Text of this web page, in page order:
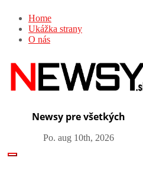
Skip
content
Home
Ukážka strany
O nás
Newsy pre všetkých
Po. aug 10th, 2026